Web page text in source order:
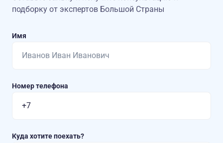
подборку от экспертов Большой Страны
Имя
Номер телефона
Куда хотите поехать?